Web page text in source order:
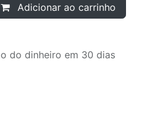
Adicionar ao carrinho
do dinheiro em 30 dias